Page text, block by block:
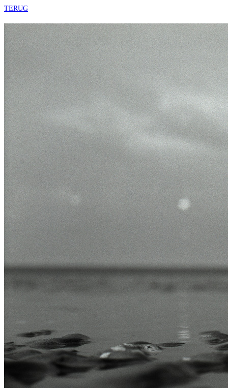
TERUG